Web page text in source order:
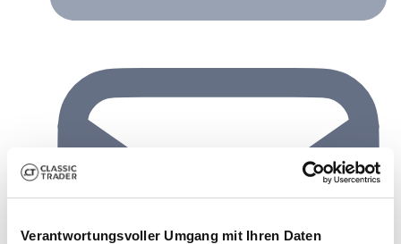
Verantwortungsvoller Umgang mit Ihren Daten